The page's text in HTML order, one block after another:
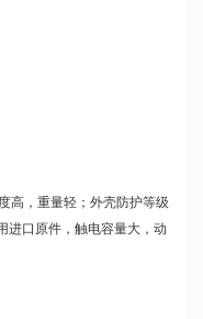
高，重量轻；外壳防护等级
进口原件，触电容量大，动